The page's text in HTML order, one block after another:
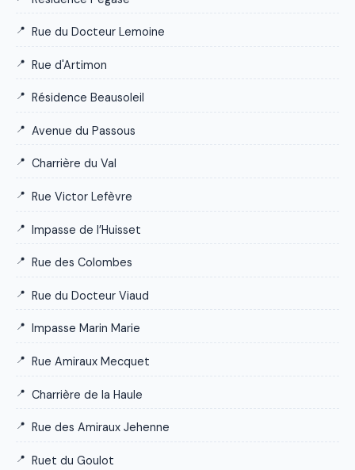
Rue du Docteur Lemoine
Rue d'Artimon
Résidence Beausoleil
Avenue du Passous
Charrière du Val
Rue Victor Lefèvre
Impasse de l’Huisset
Rue des Colombes
Rue du Docteur Viaud
Impasse Marin Marie
Rue Amiraux Mecquet
Charrière de la Haule
Rue des Amiraux Jehenne
Ruet du Goulot